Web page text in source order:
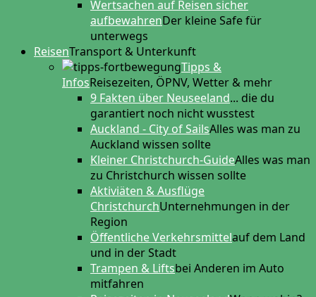
Wertsachen auf Reisen sicher
aufbewahrenDer kleine Safe für
unterwegs
ReisenTransport & Unterkunft
Tipps &
InfosReisezeiten, ÖPNV, Wetter & mehr
9 Fakten über Neuseeland... die du
garantiert noch nicht wusstest
Auckland - City of SailsAlles was man zu
Auckland wissen sollte
Kleiner Christchurch-GuideAlles was man
zu Christchurch wissen sollte
Aktiviäten & Ausflüge
ChristchurchUnternehmungen in der
Region
Öffentliche Verkehrsmittelauf dem Land
und in der Stadt
Trampen & Liftsbei Anderen im Auto
mitfahren